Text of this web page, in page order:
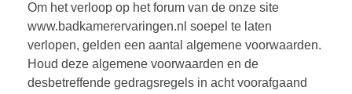
CONTACT
Om het verloop op het forum van de onze site
www.badkamerervaringen.nl soepel te laten
verlopen, gelden een aantal algemene voorwaarden.
Houd deze algemene voorwaarden en de
desbetreffende gedragsregels in acht voorafgaand